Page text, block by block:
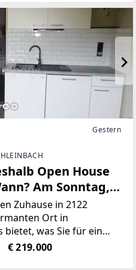
Gestern
Open House
Am Sonntag,
Bitte um
Anfrage
mich auf Sie!!!
Zuhause in 2122
Ort in
bietet, was Sie für ein
benötigen. Dieses
ist die perfekte
€ 219.000